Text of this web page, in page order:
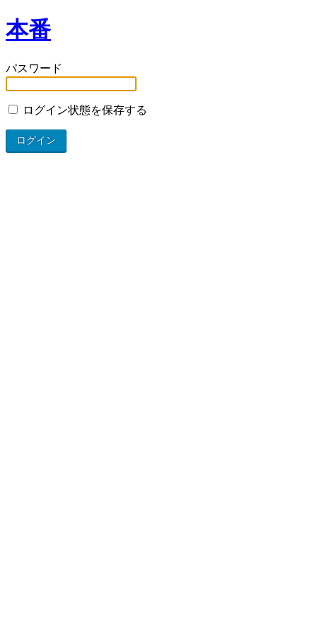
本番
パスワード
ログイン状態を保存する